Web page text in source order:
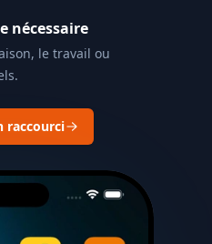
nécessaire
le travail ou
raccourci